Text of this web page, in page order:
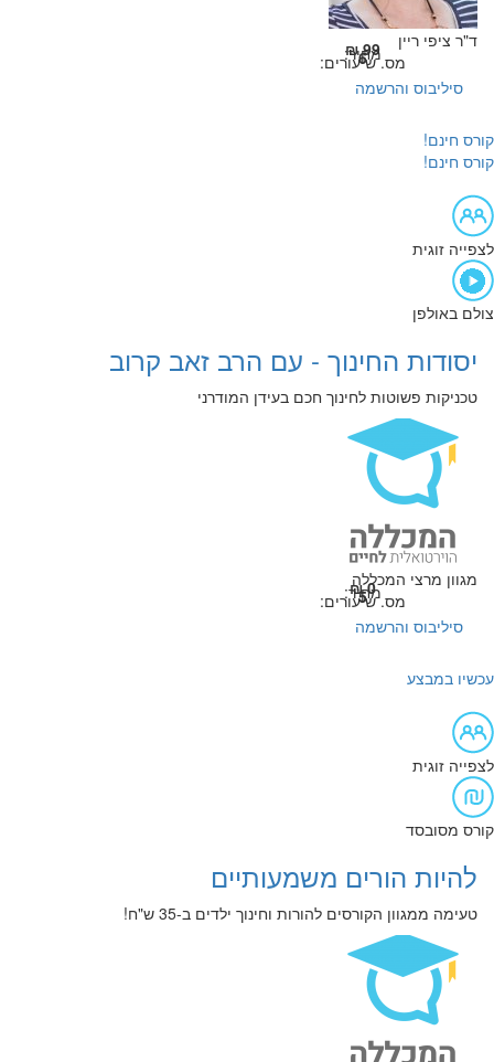
ד"ר ציפי ריין
מחיר:
99 ₪
מס. שיעורים:
6
סיליבוס והרשמה
קורס חינם!
קורס חינם!
לצפייה זוגית
צולם באולפן
יסודות החינוך - עם הרב זאב קרוב
טכניקות פשוטות לחינוך חכם בעידן המודרני
מגוון מרצי המכללה
מחיר:
0 ₪
מס. שיעורים:
5
סיליבוס והרשמה
עכשיו במבצע
לצפייה זוגית
קורס מסובסד
להיות הורים משמעותיים
טעימה ממגוון הקורסים להורות וחינוך ילדים ב-35 ש"ח!